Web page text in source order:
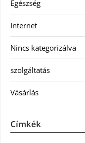
Egészség
Internet
Nincs kategorizálva
szolgáltatás
Vásárlás
Címkék